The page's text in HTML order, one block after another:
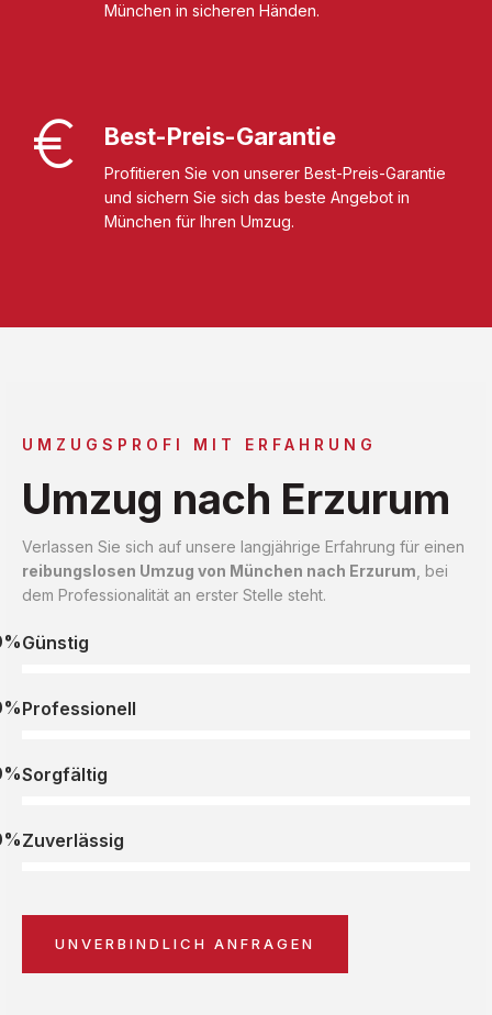
München in sicheren Händen.
Best-Preis-Garantie
Profitieren Sie von unserer Best-Preis-Garantie
und sichern Sie sich das beste Angebot in
München für Ihren Umzug.
UMZUGSPROFI MIT ERFAHRUNG
Umzug nach Erzurum
Verlassen Sie sich auf unsere langjährige Erfahrung für einen
reibungslosen Umzug von München nach Erzurum , bei
dem Professionalität an erster Stelle steht.
Günstig
Professionell
Sorgfältig
Zuverlässig
UNVERBINDLICH ANFRAGEN